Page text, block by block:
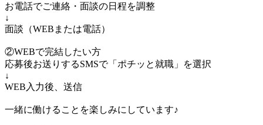
お電話でご連絡・面談の日程を調整
↓
面談（WEBまたは電話）
②WEBで完結したい方
応募後お送りするSMSで「ポチッと就職」を選択
↓
WEB入力後、送信
一緒に働けることを楽しみにしています♪